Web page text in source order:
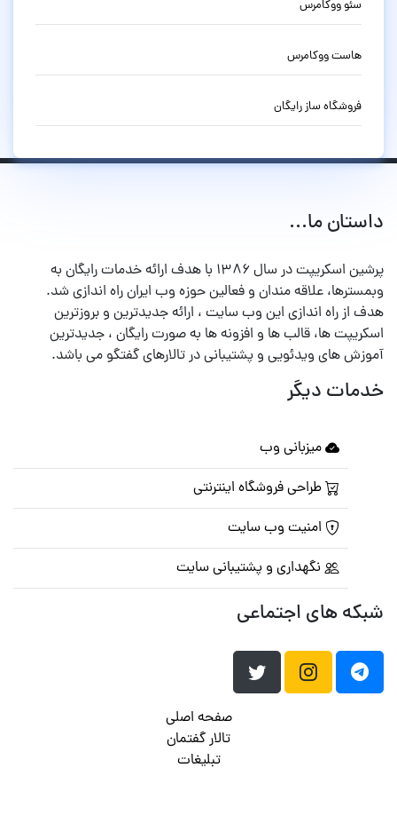
سئو ووکامرس
هاست ووکامرس
فروشگاه ساز رایگان
داستان ما...
پرشین اسکریپت در سال ۱۳۸۶ با هدف ارائه خدمات رایگان به
وبمسترها، علاقه مندان و فعالین حوزه وب ایران راه اندازی شد.
هدف از راه اندازی این وب سایت ، ارائه جدیدترین و بروزترین
اسکریپت ها، قالب ها و افزونه ها به صورت رایگان ، جدیدترین
آموزش های ویدئویی و پشتیبانی در تالارهای گفتگو می باشد.
خدمات دیگر
میزبانی وب
طراحی فروشگاه اینترنتی
امنیت وب سایت
نگهداری و پشتیبانی سایت
شبکه های اجتماعی
صفحه اصلی
تالار گفتمان
تبلیغات